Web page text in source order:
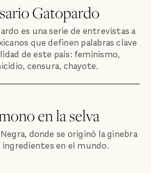
Gatopardo
es una serie de entrevistas a
que definen palabras clave
de este país: feminismo,
censura, chayote.
en la selva
donde se originó la ginebra
ingredientes en el mundo.